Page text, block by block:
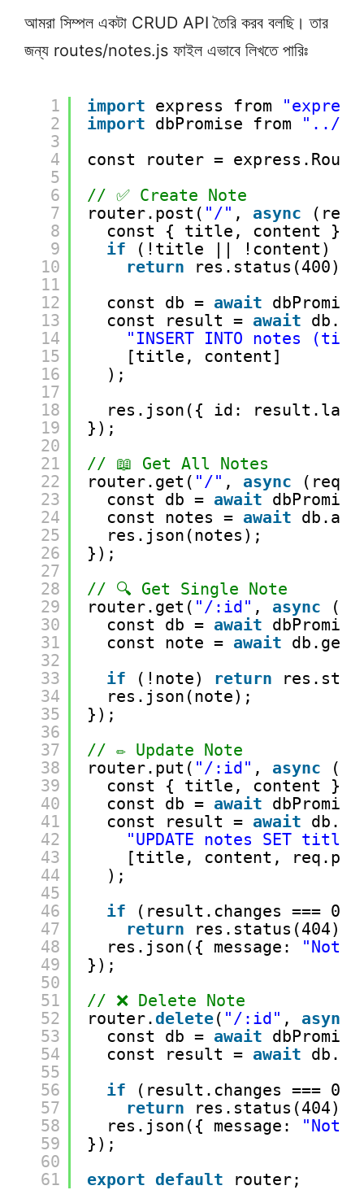
আমরা সিম্পল একটা CRUD API তৈরি করব বলছি। তার
জন্য routes/notes.js ফাইল এভাবে লিখতে পারিঃ
1
2
3
4
5
6
7
8
9
10
11
12
13
14
15
16
17
18
19
20
21
22
23
24
25
26
27
28
29
30
31
32
33
34
35
36
37
38
39
40
41
42
43
44
45
46
47
48
49
50
51
52
53
54
55
56
57
58
59
60
61
import express from
import dbPromise from
"../
const router =
// ✅ Create Note
router.post( "/" , async
const { title, content } =
if
(!title || !content)
return
const db = await
const result = await
"INSERT INTO notes
[title, content]
);
res.json({ id:
});
// 📖 Get All Notes
router.get( "/" , async
(req,
const db = await
const notes = await
res.json(notes);
});
// 🔍 Get Single Note
router.get( "/:id" , async
const db = await
const note = await db.get(
if
(!note) return
res.json(note);
});
// ✏️ Update Note
router.put( "/:id" , async
const { title, content } =
const db = await
const result = await
"UPDATE notes SET
[title, content,
);
if
(result.changes === 0)
return
res.json({ message:
"Note
});
// ❌ Delete Note
router.delete( "/:id" , async
const db = await
const result = await
if
(result.changes === 0)
return
res.json({ message:
"Note
});
export default router;